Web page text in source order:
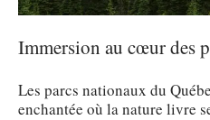
Immersion au cœur des
Les parcs nationaux du
enchantée où la nature livre